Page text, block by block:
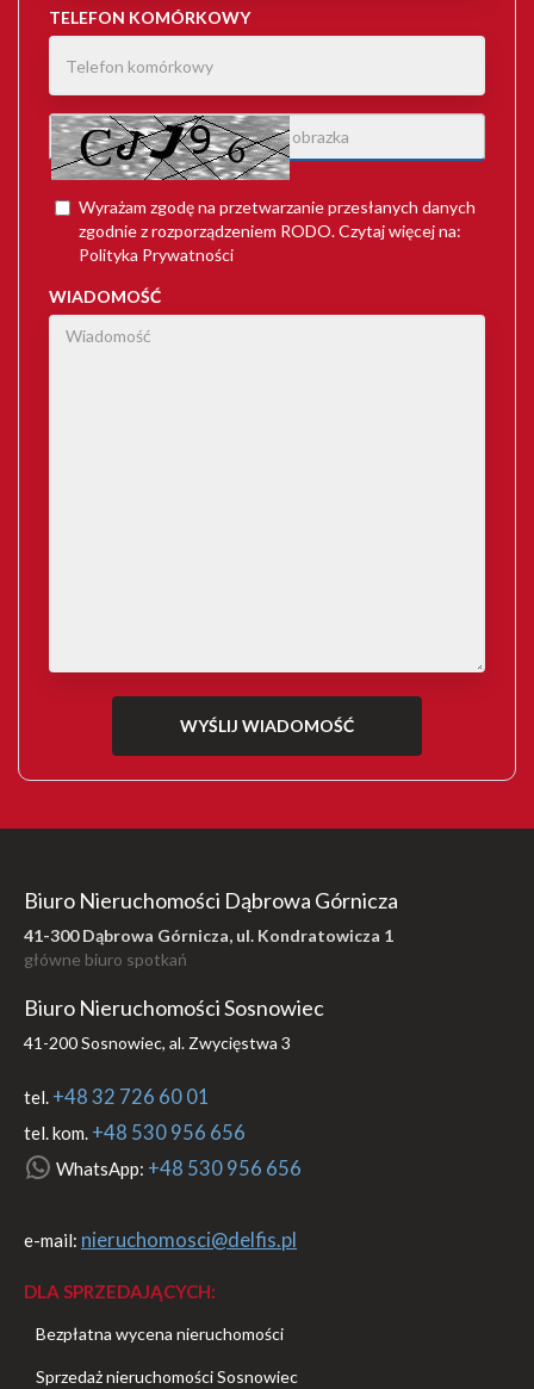
TELEFON KOMÓRKOWY
Wyrażam zgodę na przetwarzanie przesłanych danych
zgodnie z rozporządzeniem RODO. Czytaj więcej na:
Polityka Prywatności
WIADOMOŚĆ
Biuro Nieruchomości Dąbrowa Górnicza
41-300 Dąbrowa Górnicza, ul. Kondratowicza 1
główne biuro spotkań
Biuro Nieruchomości Sosnowiec
41-200 Sosnowiec, al. Zwycięstwa 3
tel. +48 32 726 60 01
tel. kom. +48 530 956 656
WhatsApp: +48 530 956 656
e-mail: nieruchomosci@delfis.pl
DLA SPRZEDAJĄCYCH:
Bezpłatna wycena nieruchomości
Sprzedaż nieruchomości Sosnowiec